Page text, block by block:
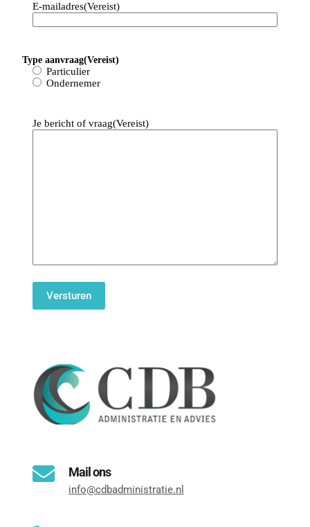
Mail ons
info@cdbadministratie.nl
E-mailadres(Vereist)
Type aanvraag(Vereist)
Particulier
Ondernemer
Je bericht of vraag(Vereist)